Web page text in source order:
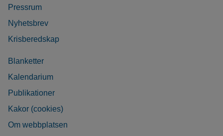
Pressrum
Nyhetsbrev
Krisberedskap
Blanketter
Kalendarium
Publikationer
Kakor (cookies)
Om webbplatsen